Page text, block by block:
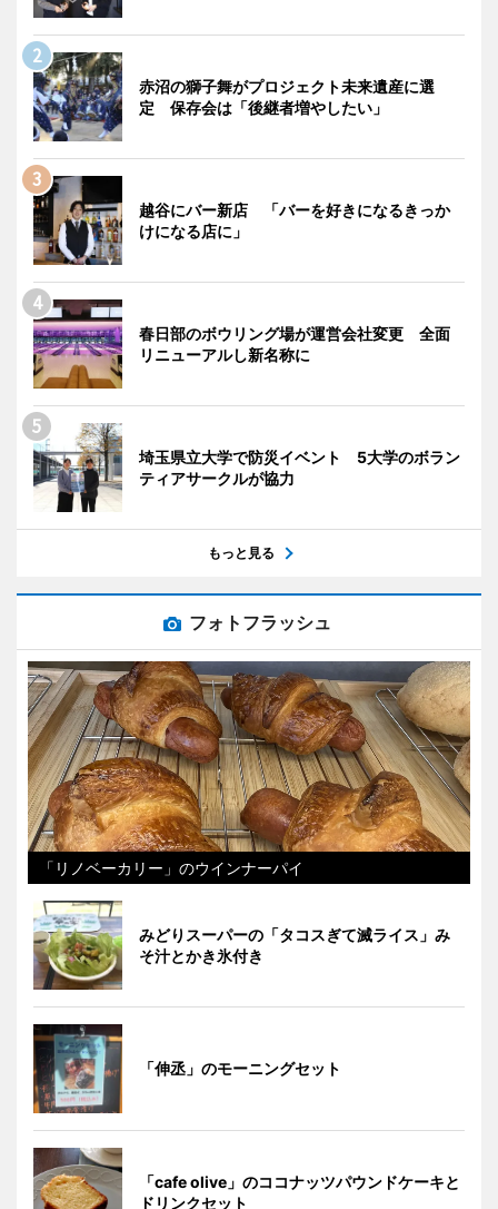
赤沼の獅子舞がプロジェクト未来遺産に選
定 保存会は「後継者増やしたい」
越谷にバー新店 「バーを好きになるきっか
けになる店に」
春日部のボウリング場が運営会社変更 全面
リニューアルし新名称に
埼玉県立大学で防災イベント 5大学のボラン
ティアサークルが協力
もっと見る
フォトフラッシュ
「リノベーカリー」のウインナーパイ
みどりスーパーの「タコスぎて滅ライス」み
そ汁とかき氷付き
「伸丞」のモーニングセット
「cafe olive」のココナッツパウンドケーキと
ドリンクセット